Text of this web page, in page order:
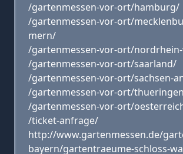
/gartenmessen-vor-ort/hamburg/
/gartenmessen-vor-ort/
mern/
/gartenmessen-vor-ort/
/gartenmessen-vor-ort/saarland/
/gartenmessen-vor-ort/sachsen-
/gartenmessen-vor-ort/
/gartenmessen-vor-ort/
/ticket-anfrage/
http://www.gartenmessen.de/
bayern/gartentraeume-schloss-